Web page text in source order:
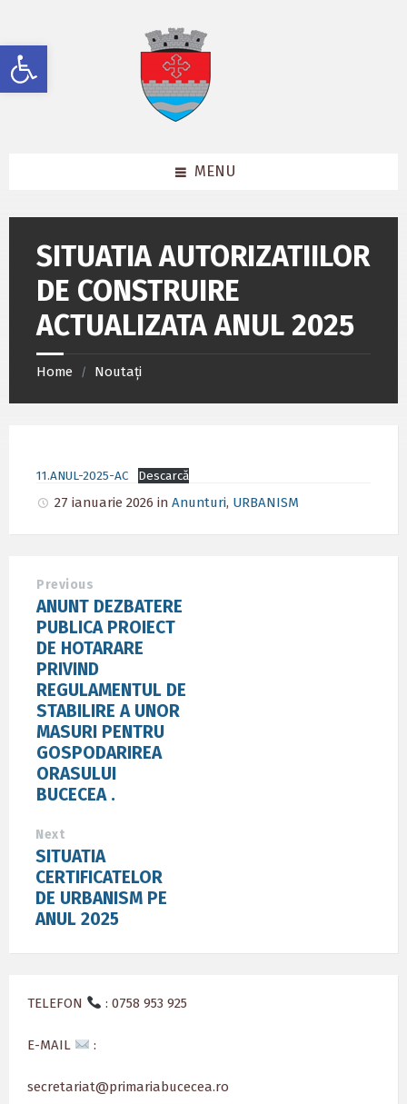
Deschide bara de unelte
content
left
sidebar
footer
MENU
SITUATIA AUTORIZATIILOR
DE CONSTRUIRE
ACTUALIZATA ANUL 2025
Home / Noutați
11.ANUL-2025-AC Descarcă
27 ianuarie 2026 in Anunturi, URBANISM
Previous
ANUNT DEZBATERE
PUBLICA PROIECT
DE HOTARARE
PRIVIND
REGULAMENTUL DE
STABILIRE A UNOR
MASURI PENTRU
GOSPODARIREA
ORASULUI
BUCECEA .
Next
SITUATIA
CERTIFICATELOR
DE URBANISM PE
ANUL 2025
TELEFON : 0758 953 925
E-MAIL :
secretariat@primariabucecea.ro